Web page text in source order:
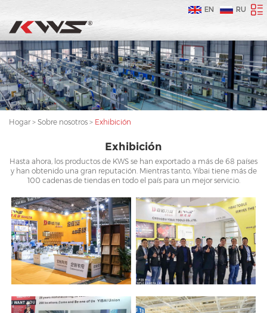
EN RU
Hogar> Sobre nosotros > Exhibición
Exhibición
Hasta ahora, los productos de KWS se han exportado a más de 68 países
y han obtenido una gran reputación. Mientras tanto, Yibai tiene más de
100 cadenas de tiendas en todo el país para un mejor servicio.